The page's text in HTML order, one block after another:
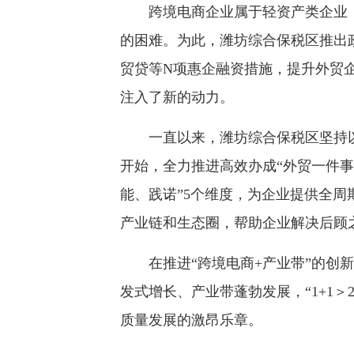
跨境电商企业属于轻资产类企业
的困难。为此，潍坊综合保税区推
贸贷等N项惠企融资措施，提升外贸
注入了新的动力。
一直以来，潍坊综合保税区坚持
开始，全力推进高效办成“外贸一件
能、践诺”5个维度，为企业提供全
产业链和生态圈，帮助企业解决后
在推进“跨境电商+产业带”的创新
发式增长、产业带蓬勃发展，“1+1
质量发展的激昂乐章。